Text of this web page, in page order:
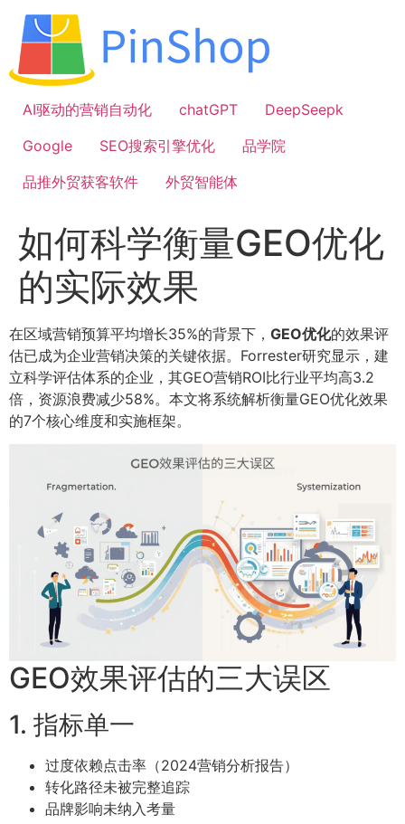
容
AI驱动的营销自动化
chatGPT
DeepSeepk
Google
SEO搜索引擎优化
品学院
品推外贸获客软件
外贸智能体
如何科学衡量GEO优化
的实际效果
在区域营销预算平均增长35%的背景下， GEO优化的效果评
估已成为企业营销决策的关键依据。Forrester研究显示，建
立科学评估体系的企业，其GEO营销ROI比行业平均高3.2
倍，资源浪费减少58%。本文将系统解析衡量GEO优化效果
的7个核心维度和实施框架。
GEO效果评估的三大误区
1. 指标单一
过度依赖点击率（2024营销分析报告）
转化路径未被完整追踪
品牌影响未纳入考量